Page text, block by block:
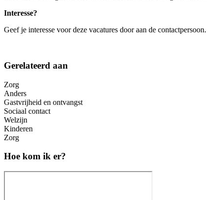
Interesse?
Geef je interesse voor deze vacatures door aan de contactpersoon.
Gerelateerd aan
Zorg
Anders
Gastvrijheid en ontvangst
Sociaal contact
Welzijn
Kinderen
Zorg
Hoe kom ik er?